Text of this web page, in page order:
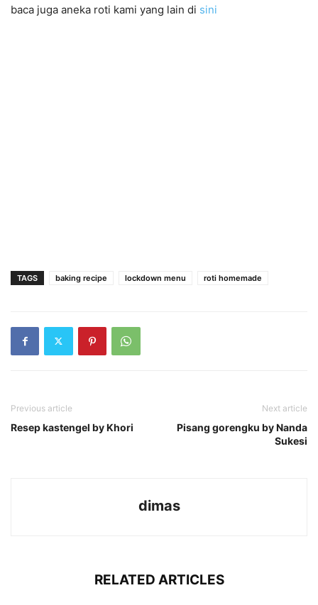
baca juga aneka roti kami yang lain di sini
TAGS baking recipe lockdown menu roti homemade
Previous article
Resep kastengel by Khori
Next article
Pisang gorengku by Nanda
Sukesi
dimas
RELATED ARTICLES